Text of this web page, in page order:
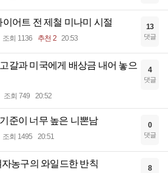
이어트 전 제철 미나미 시절
조회 1136 추천 2 20:53
13
댓글
갈과 미국에게 배상금 내어 놓으
조회 749 20:52
4
댓글
준이 너무 높은 니뽄남
조회 1495 20:51
0
댓글
자농구의 와일드한 반칙 8